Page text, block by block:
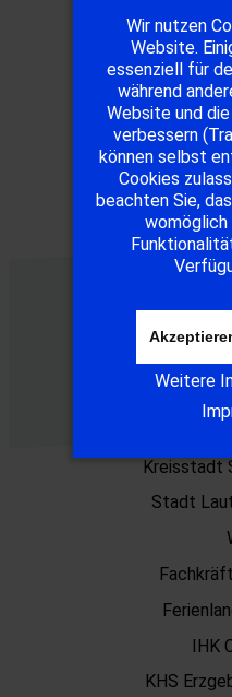
Straße
08340
E-Mail:
Kreisstadt
Stadt
IHK
KHS
Wir nutzen
Website.
essenziell für
während
Website und
verbessern
können selbst
Cookies
beachten Sie,
womöglich
Weitere